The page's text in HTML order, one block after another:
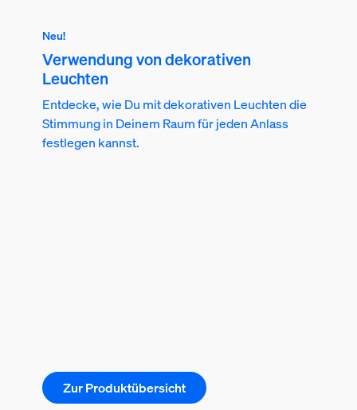
Neu!
Verwendung von dekorativen
Leuchten
Entdecke, wie Du mit dekorativen Leuchten die
Stimmung in Deinem Raum für jeden Anlass
festlegen kannst.
Zur Produktübersicht